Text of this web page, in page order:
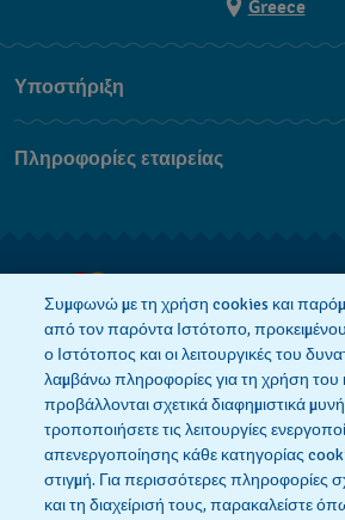
Greece
Υποστήριξη
Συχνές ερωτήσεις
Όροι Πώλησης
Κάνε κλικ εδώ για υπαναχώρηση
Πληροφορίες εταιρείας
Πολιτική Απορρήτου
Συμφωνώ με τη χρήση cookies και
από τον παρόντα Ιστότοπο,
ο Ιστότοπος και οι λειτουργικές του
λαμβάνω πληροφορίες για τη χρήση του
προβάλλονται σχετικά διαφημιστικά
τροποποιήσετε τις λειτουργίες
απενεργοποίησης κάθε κατηγορίας
στιγμή. Για περισσότερες πληροφορίες
και τη διαχείρισή τους, παρακαλείστε